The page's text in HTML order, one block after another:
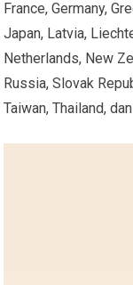
France, Germany,
Japan, Latvia,
Netherlands, New
Russia, Slovak
Taiwan, Thailand,